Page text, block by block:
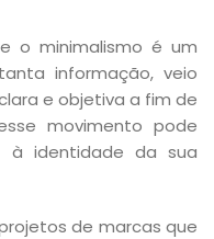
o minimalismo é um
informação, veio
e objetiva a fim de
movimento pode
à identidade da sua
de marcas que